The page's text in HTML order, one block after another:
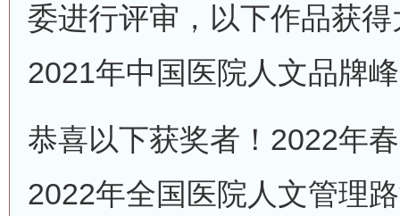
委进行评审，以下作品获
2021年中国医院人文品牌
恭喜以下获奖者！2022年
2022年全国医院人文管理